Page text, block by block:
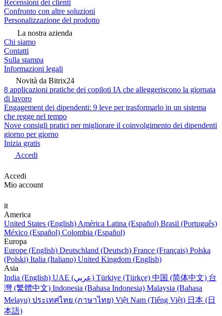
Recensioni dei clienti
Confronto con altre soluzioni
Personalizzazione del prodotto
La nostra azienda
Chi siamo
Contatti
Sulla stampa
Informazioni legali
Novità da Bitrix24
8 applicazioni pratiche dei copiloti IA che alleggeriscono la giornata
di lavoro
Engagement dei dipendenti: 9 leve per trasformarlo in un sistema
che regge nel tempo
Nove consigli pratici per migliorare il coinvolgimento dei dipendenti
giorno per giorno
Inizia gratis
Accedi
Accedi
Mio account
it
America
United States (English) América Latina (Español) Brasil (Português)
México (Español) Colombia (Español)
Europa
Europe (English) Deutschland (Deutsch) France (Français) Polska
(Polski) Italia (Italiano) United Kingdom (English)
Asia
India (English)
UAE (عربي) Türkiye (Türkçe) 中国 (简体中文) 台
灣 (繁體中文) Indonesia (Bahasa Indonesia) Malaysia (Bahasa
Melayu) ประเทศไทย (ภาษาไทย) Việt Nam (Tiếng Việt) 日本 (日
本語)